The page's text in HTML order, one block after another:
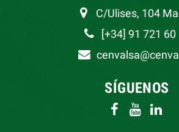
C/Ulises, 104
[+34] 91 721 60
SÍGUENOS